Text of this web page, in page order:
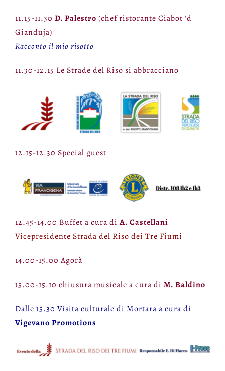
11.15-11.30 D. Palestro (chef ristorante Ciabot ‘d
Gianduja)
Racconto il mio risotto
11.30-12.15 Le Strade del Riso si abbracciano
12.15-12.30 Special guest
12.45-14.00 Buffet a cura di A. Castellani
Vicepresidente Strada del Riso dei Tre Fiumi
14.00-15.00 Agorà
15.00-15.10 chiusura musicale a cura di M. Baldino
Dalle 15.30 Visita culturale di Mortara a cura di
Vigevano Promotions